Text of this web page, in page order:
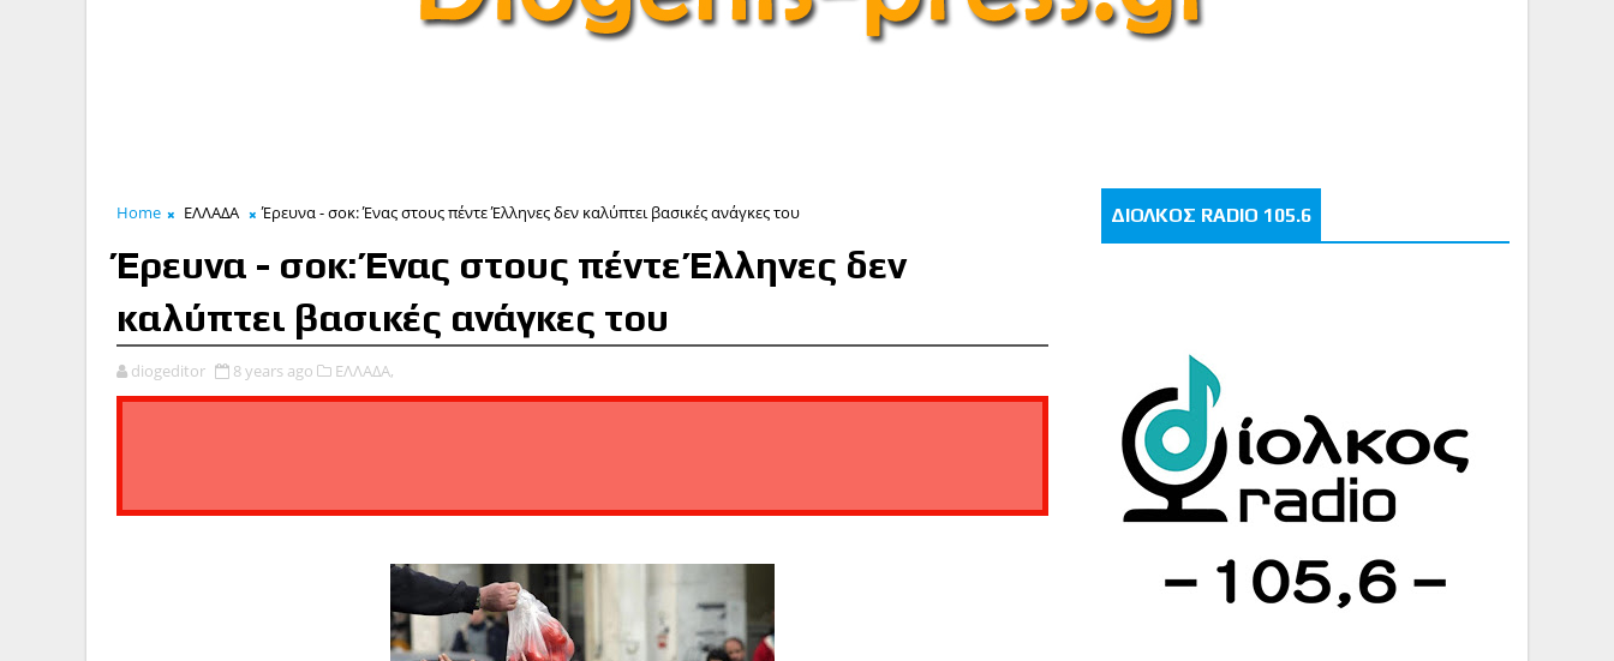
Home ΕΛΛΑΔΑ Έρευνα - σοκ: Ένας στους πέντε Έλληνες δεν καλύπτει βασικές ανάγκες του
Έρευνα - σοκ: Ένας στους πέντε Έλληνες δεν
καλύπτει βασικές ανάγκες του
diogeditor 8 years ago ΕΛΛΑΔΑ,
ΔΙΟΛΚΟΣ RADIO 105.6